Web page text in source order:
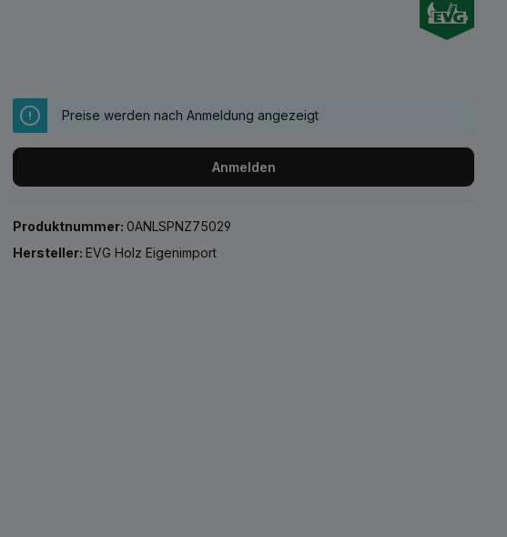
Preise werden nach Anmeldung angezeigt
Anmelden
Produktnummer: 0ANLSPNZ75029
Hersteller:EVG Holz Eigenimport